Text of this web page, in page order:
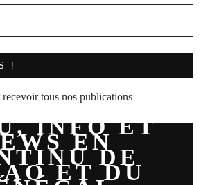
!
tous nos publications
INFO ET
EN
DE
ET DU